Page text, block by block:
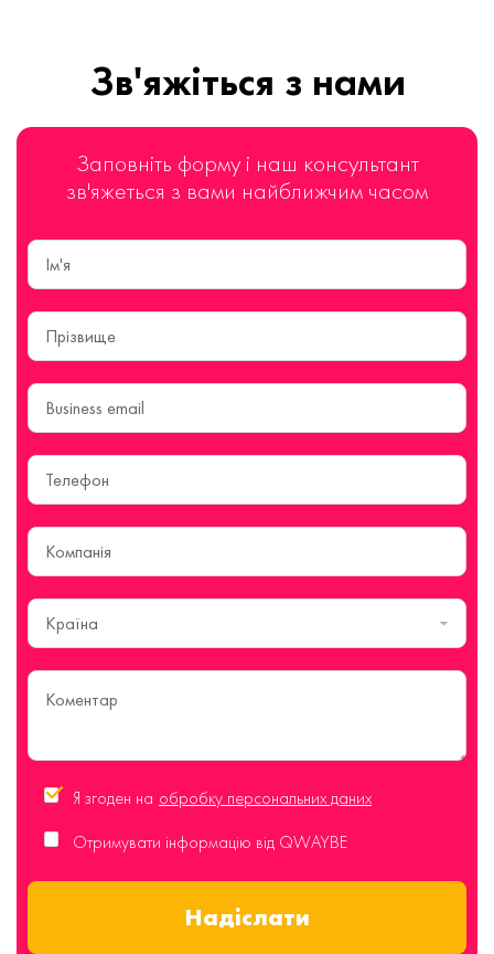
Зв'яжіться з нами
Заповніть форму і наш консультант
зв'яжеться з вами найближчим часом
Країна
Я згоден на обробку персональних даних
Отримувати інформацію від QWAYBE
Надіслати